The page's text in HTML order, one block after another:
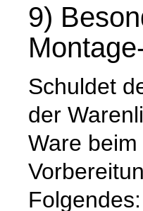
9)
Schuldet
der
Ware
Folgendes: